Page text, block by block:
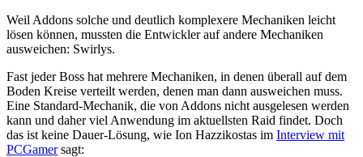
Weil Addons solche und deutlich komplexere Mechaniken leicht
lösen können, mussten die Entwickler auf andere Mechaniken
ausweichen: Swirlys.
Fast jeder Boss hat mehrere Mechaniken, in denen überall auf dem
Boden Kreise verteilt werden, denen man dann ausweichen muss.
Eine Standard-Mechanik, die von Addons nicht ausgelesen werden
kann und daher viel Anwendung im aktuellsten Raid findet. Doch
das ist keine Dauer-Lösung, wie Ion Hazzikostas im Interview mit
PCGamersagt: